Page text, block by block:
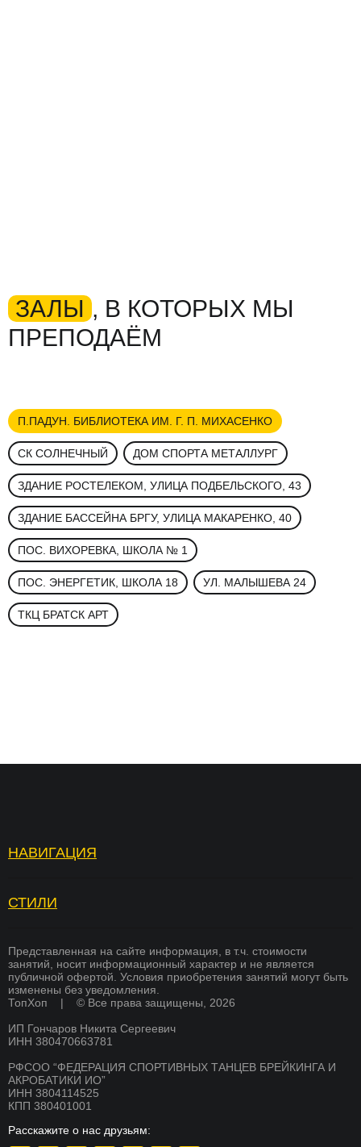
ЗАЛЫ , В КОТОРЫХ МЫ
ПРЕПОДАЁМ
П.ПАДУН. БИБЛИОТЕКА ИМ. Г. П. МИХАСЕНКО
СК СОЛНЕЧНЫЙ ДОМ СПОРТА МЕТАЛЛУРГ
ЗДАНИЕ РОСТЕЛЕКОМ, УЛИЦА ПОДБЕЛЬСКОГО, 43
ЗДАНИЕ БАССЕЙНА БРГУ, УЛИЦА МАКАРЕНКО, 40
ПОС. ВИХОРЕВКА, ШКОЛА № 1
ПОС. ЭНЕРГЕТИК, ШКОЛА 18 УЛ. МАЛЫШЕВА 24
ТКЦ БРАТСК АРТ
НАВИГАЦИЯ
Услуги
Памятка для родителей
Преподаватели
Стоимость
Расписание
О школе
Никита Гончаров
Система лояльности
Вопросы и ответы
Академия тренеров
Франшиза
Оплата
Магазин
Документы
Дипломы и сертификаты
Контакты
СТИЛИ
ХИП ХОП
СОВРЕМЕННЫЕ ТАНЦЫ
K-POP
СКОРО
БРЕЙКИНГ
СКОРО
ХИП ХОП
СКОРО
Представленная на сайте информация, в т.ч. стоимости
занятий, носит информационный характер и не является
публичной офертой. Условия приобретения занятий могут быть
изменены без уведомления.
ТопХоп | © Все права защищены, 2026
ИП Гончаров Никита Сергеевич
ИНН 380470663781
РФСОО “ФЕДЕРАЦИЯ СПОРТИВНЫХ ТАНЦЕВ БРЕЙКИНГА И
АКРОБАТИКИ ИО”
ИНН 3804114525
КПП 380401001
Расскажите о нас друзьям: